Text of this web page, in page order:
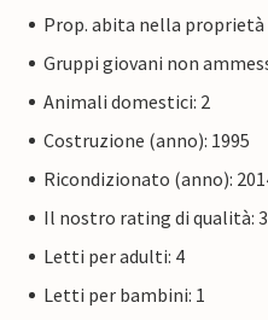
Prop. abita nella proprietà
Gruppi giovani non
Animali domestici: 2
Costruzione (anno): 1995
Ricondizionato (anno):
Il nostro rating di qualità: 3
Letti per adulti: 4
Letti per bambini: 1